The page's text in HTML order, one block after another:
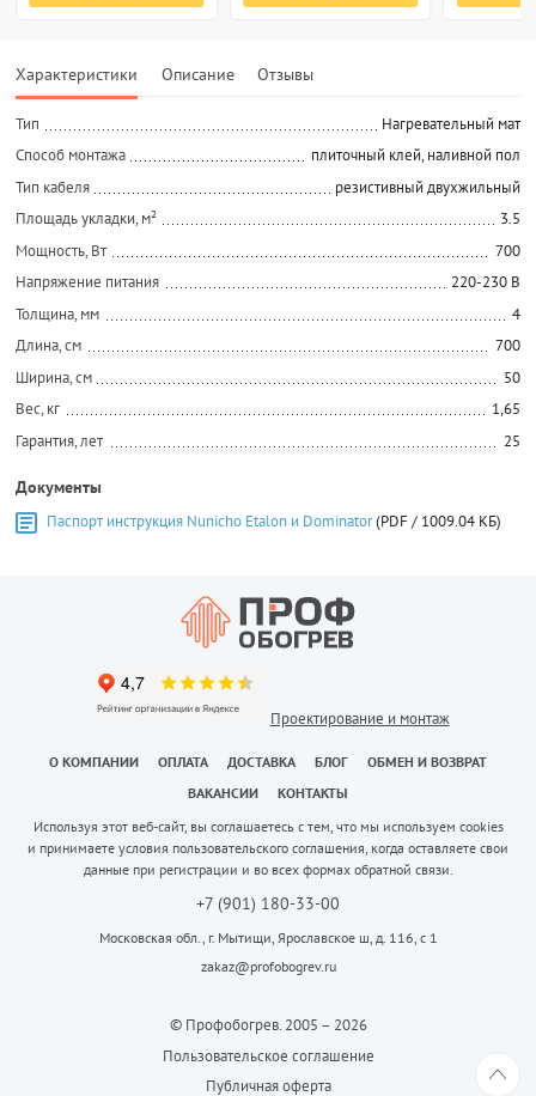
Характеристики Описание Отзывы
Тип
Нагревательный мат
Способ монтажа
плиточный клей, наливной пол
Тип кабеля
резистивный двухжильный
Площадь укладки, м²
3.5
Мощность, Вт
700
Напряжение питания
220-230 В
Толщина, мм
4
Длина, см
700
Ширина, см
50
Вес, кг
1,65
Гарантия, лет
25
Документы
Паспорт инструкция Nunicho Etalon и Dominator(PDF / 1009.04 КБ)
Проектирование и монтаж
О КОМПАНИИ ОПЛАТА ДОСТАВКА БЛОГ
ОБМЕН И ВОЗВРАТ
ВАКАНСИИ
КОНТАКТЫ
Используя этот веб-сайт, вы соглашаетесь с тем, что мы используем cookies
и принимаете условия пользовательского соглашения, когда оставляете свои
данные при регистрации и во всех формах обратной связи.
+7 (901) 180-33-00
Московская обл., г. Мытищи, Ярославское ш, д. 116, с 1
zakaz@profobogrev.ru
© Профобогрев. 2005 – 2026
Пользовательское соглашение
Публичная оферта